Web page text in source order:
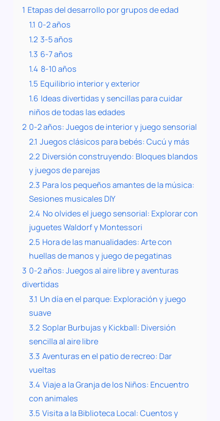
1 Etapas del desarrollo por grupos de edad
1.1 0-2 años
1.2 3-5 años
1.3 6-7 años
1.4 8-10 años
1.5 Equilibrio interior y exterior
1.6 Ideas divertidas y sencillas para cuidar
niños de todas las edades
2 0-2 años: Juegos de interior y juego sensorial
2.1 Juegos clásicos para bebés: Cucú y más
2.2 Diversión construyendo: Bloques blandos
y juegos de parejas
2.3 Para los pequeños amantes de la música:
Sesiones musicales DIY
2.4 No olvides el juego sensorial: Explorar con
juguetes Waldorf y Montessori
2.5 Hora de las manualidades: Arte con
huellas de manos y juego de pegatinas
3 0-2 años: Juegos al aire libre y aventuras
divertidas
3.1 Un día en el parque: Exploración y juego
suave
3.2 Soplar Burbujas y Kickball: Diversión
sencilla al aire libre
3.3 Aventuras en el patio de recreo: Dar
vueltas
3.4 Viaje a la Granja de los Niños: Encuentro
con animales
3.5 Visita a la Biblioteca Local: Cuentos y